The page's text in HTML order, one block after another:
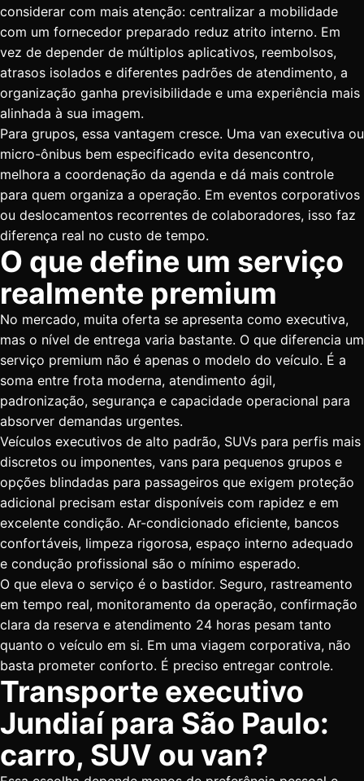
considerar com mais atenção: centralizar a mobilidade
com um fornecedor preparado reduz atrito interno. Em
vez de depender de múltiplos aplicativos, reembolsos,
atrasos isolados e diferentes padrões de atendimento, a
organização ganha previsibilidade e uma experiência mais
alinhada à sua imagem.
Para grupos, essa vantagem cresce. Uma van executiva ou
micro-ônibus bem especificado evita desencontro,
melhora a coordenação da agenda e dá mais controle
para quem organiza a operação. Em eventos corporativos
ou deslocamentos recorrentes de colaboradores, isso faz
diferença real no custo de tempo.
O que define um serviço
realmente premium
No mercado, muita oferta se apresenta como executiva,
mas o nível de entrega varia bastante. O que diferencia um
serviço premium não é apenas o modelo do veículo. É a
soma entre frota moderna, atendimento ágil,
padronização, segurança e capacidade operacional para
absorver demandas urgentes.
Veículos executivos de alto padrão, SUVs para perfis mais
discretos ou imponentes, vans para pequenos grupos e
opções blindadas para passageiros que exigem proteção
adicional precisam estar disponíveis com rapidez e em
excelente condição. Ar-condicionado eficiente, bancos
confortáveis, limpeza rigorosa, espaço interno adequado
e condução profissional são o mínimo esperado.
O que eleva o serviço é o bastidor. Seguro, rastreamento
em tempo real, monitoramento da operação, confirmação
clara da reserva e atendimento 24 horas pesam tanto
quanto o veículo em si. Em uma viagem corporativa, não
basta prometer conforto. É preciso entregar controle.
Transporte executivo
Jundiaí para São Paulo:
carro, SUV ou van?